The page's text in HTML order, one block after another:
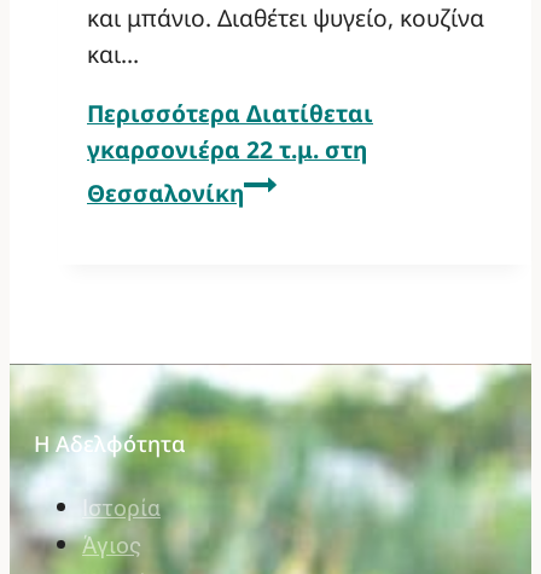
και μπάνιο. Διαθέτει ψυγείο, κουζίνα
και…
Περισσότερα Διατίθεται
γκαρσονιέρα 22 τ.μ. στη
Θεσσαλονίκη
Η Αδελφότητα
Ιστορία
Άγιος